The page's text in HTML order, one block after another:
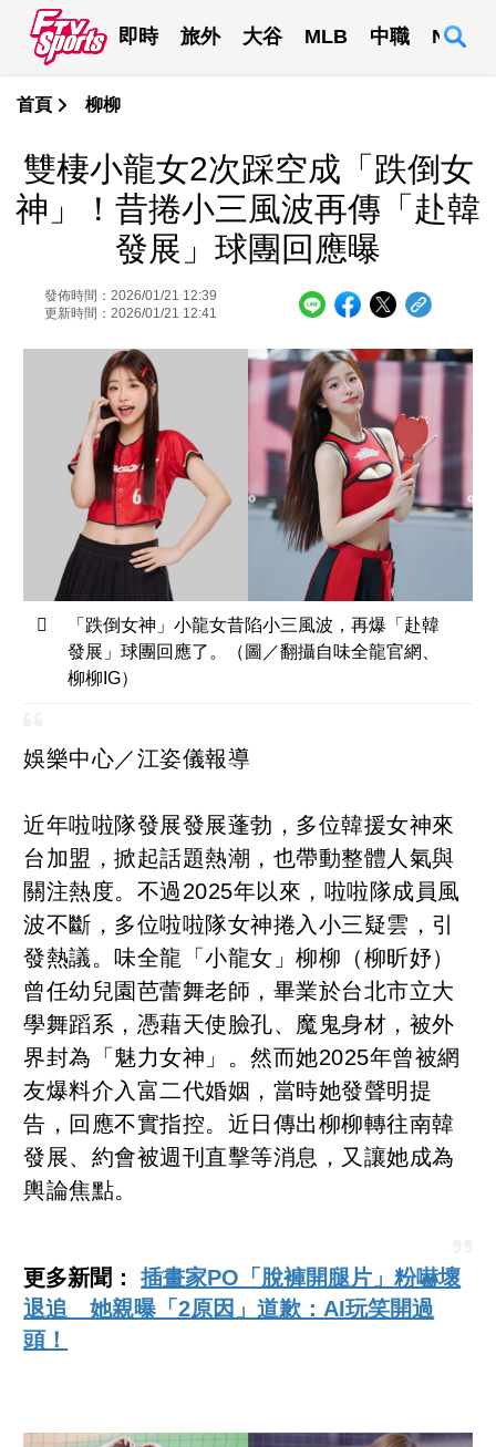
即時 旅外 大谷 MLB 中職 NBA
首頁 柳柳
雙棲小龍女2次踩空成「跌倒女
神」！昔捲小三風波再傳「赴韓
發展」球團回應曝
發佈時間：2026/01/21 12:39
更新時間：2026/01/21 12:41
「跌倒女神」小龍女昔陷小三風波，再爆「赴韓
發展」球團回應了。（圖／翻攝自味全龍官網、
柳柳IG）
娛樂中心／江姿儀報導
近年啦啦隊發展發展蓬勃，多位韓援女神來
台加盟，掀起話題熱潮，也帶動整體人氣與
關注熱度。不過2025年以來，啦啦隊成員風
波不斷，多位啦啦隊女神捲入小三疑雲，引
發熱議。味全龍「小龍女」柳柳（柳昕妤）
曾任幼兒園芭蕾舞老師，畢業於台北市立大
學舞蹈系，憑藉天使臉孔、魔鬼身材，被外
界封為「魅力女神」。然而她2025年曾被網
友爆料介入富二代婚姻，當時她發聲明提
告，回應不實指控。近日傳出柳柳轉往南韓
發展、約會被週刊直擊等消息，又讓她成為
輿論焦點。
更多新聞：插畫家PO「脫褲開腿片」粉嚇壞
退追 她親曝「2原因」道歉：AI玩笑開過
頭！